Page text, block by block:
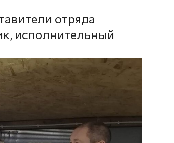
отряда
исполнительный